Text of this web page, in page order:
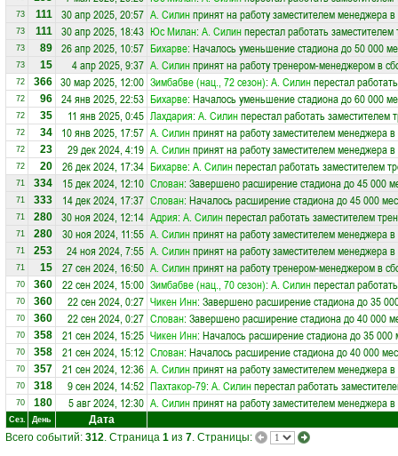
73 111 30 апр 2025, 20:57 А. Силинпринят на работу заместителем менеджера
73 111 30 апр 2025, 18:43 Юс Милан: А. Силинперестал работать
73 89 26 апр 2025, 10:57 Бихарве: Началось уменьшение стадиона до 50 000
73 15 4 апр 2025, 9:37 А. Силинпринят на работу тренером-менеджером в
72 366 30 мар 2025, 12:00 Зимбабве (нац., 72 сезон): А. Силинперестал
72 96 24 янв 2025, 22:53 Бихарве: Началось уменьшение стадиона до 60 000
72 35 11 янв 2025, 0:45 Лахдария: А. Силинперестал работать
72 34 10 янв 2025, 17:57 А. Силинпринят на работу заместителем менеджера
72 23 29 дек 2024, 4:19 А. Силинпринят на работу заместителем менеджера
72 20 26 дек 2024, 17:34 Бихарве: А. Силинперестал работать заместителем
71 334 15 дек 2024, 12:10 Слован: Завершено расширение стадиона до 45 000
71 333 14 дек 2024, 17:37 Слован: Началось расширение стадиона до 45 000
71 280 30 ноя 2024, 12:14 Адрия: А. Силинперестал работать заместителем
71 280 30 ноя 2024, 11:55 А. Силинпринят на работу заместителем менеджера
71 253 24 ноя 2024, 7:55 А. Силинпринят на работу заместителем менеджера
71 15 27 сен 2024, 16:50 А. Силинпринят на работу тренером-менеджером в
70 360 22 сен 2024, 15:00 Зимбабве (нац., 70 сезон): А. Силинперестал
70 360 22 сен 2024, 0:27 Чикен Инн: Завершено расширение стадиона до 35
70 360 22 сен 2024, 0:27 Слован: Завершено расширение стадиона до 40 000
70 358 21 сен 2024, 15:25 Чикен Инн: Началось расширение стадиона до 35 000
70 358 21 сен 2024, 15:12 Слован: Началось расширение стадиона до 40 000
70 357 21 сен 2024, 12:36 А. Силинпринят на работу заместителем менеджера
70 318 9 сен 2024, 14:52 Пахтакор-79: А. Силинперестал работать
70 180 5 авг 2024, 12:30 А. Силинпринят на работу заместителем менеджера
Сез. День
Дата
Всего событий: 312. Страница 1 из 7. Страницы: